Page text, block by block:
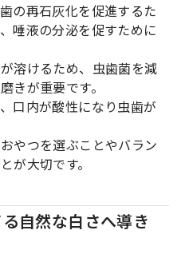
の再石灰化を促進するた
唾液の分泌を促すために
溶けるため、虫歯菌を減
きが重要です。
口内が酸性になり虫歯が
やつを選ぶことやバラン
が大切です。
自然な白さへ導き